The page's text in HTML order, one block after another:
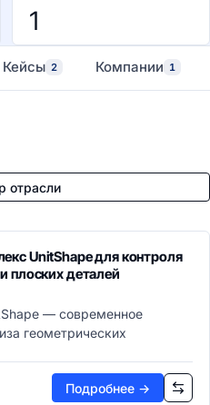
1
Кейсы 2 Компании 1
отрасли
UnitShape для контроля
плоских деталей
— современное
геометрических
Подробнее →